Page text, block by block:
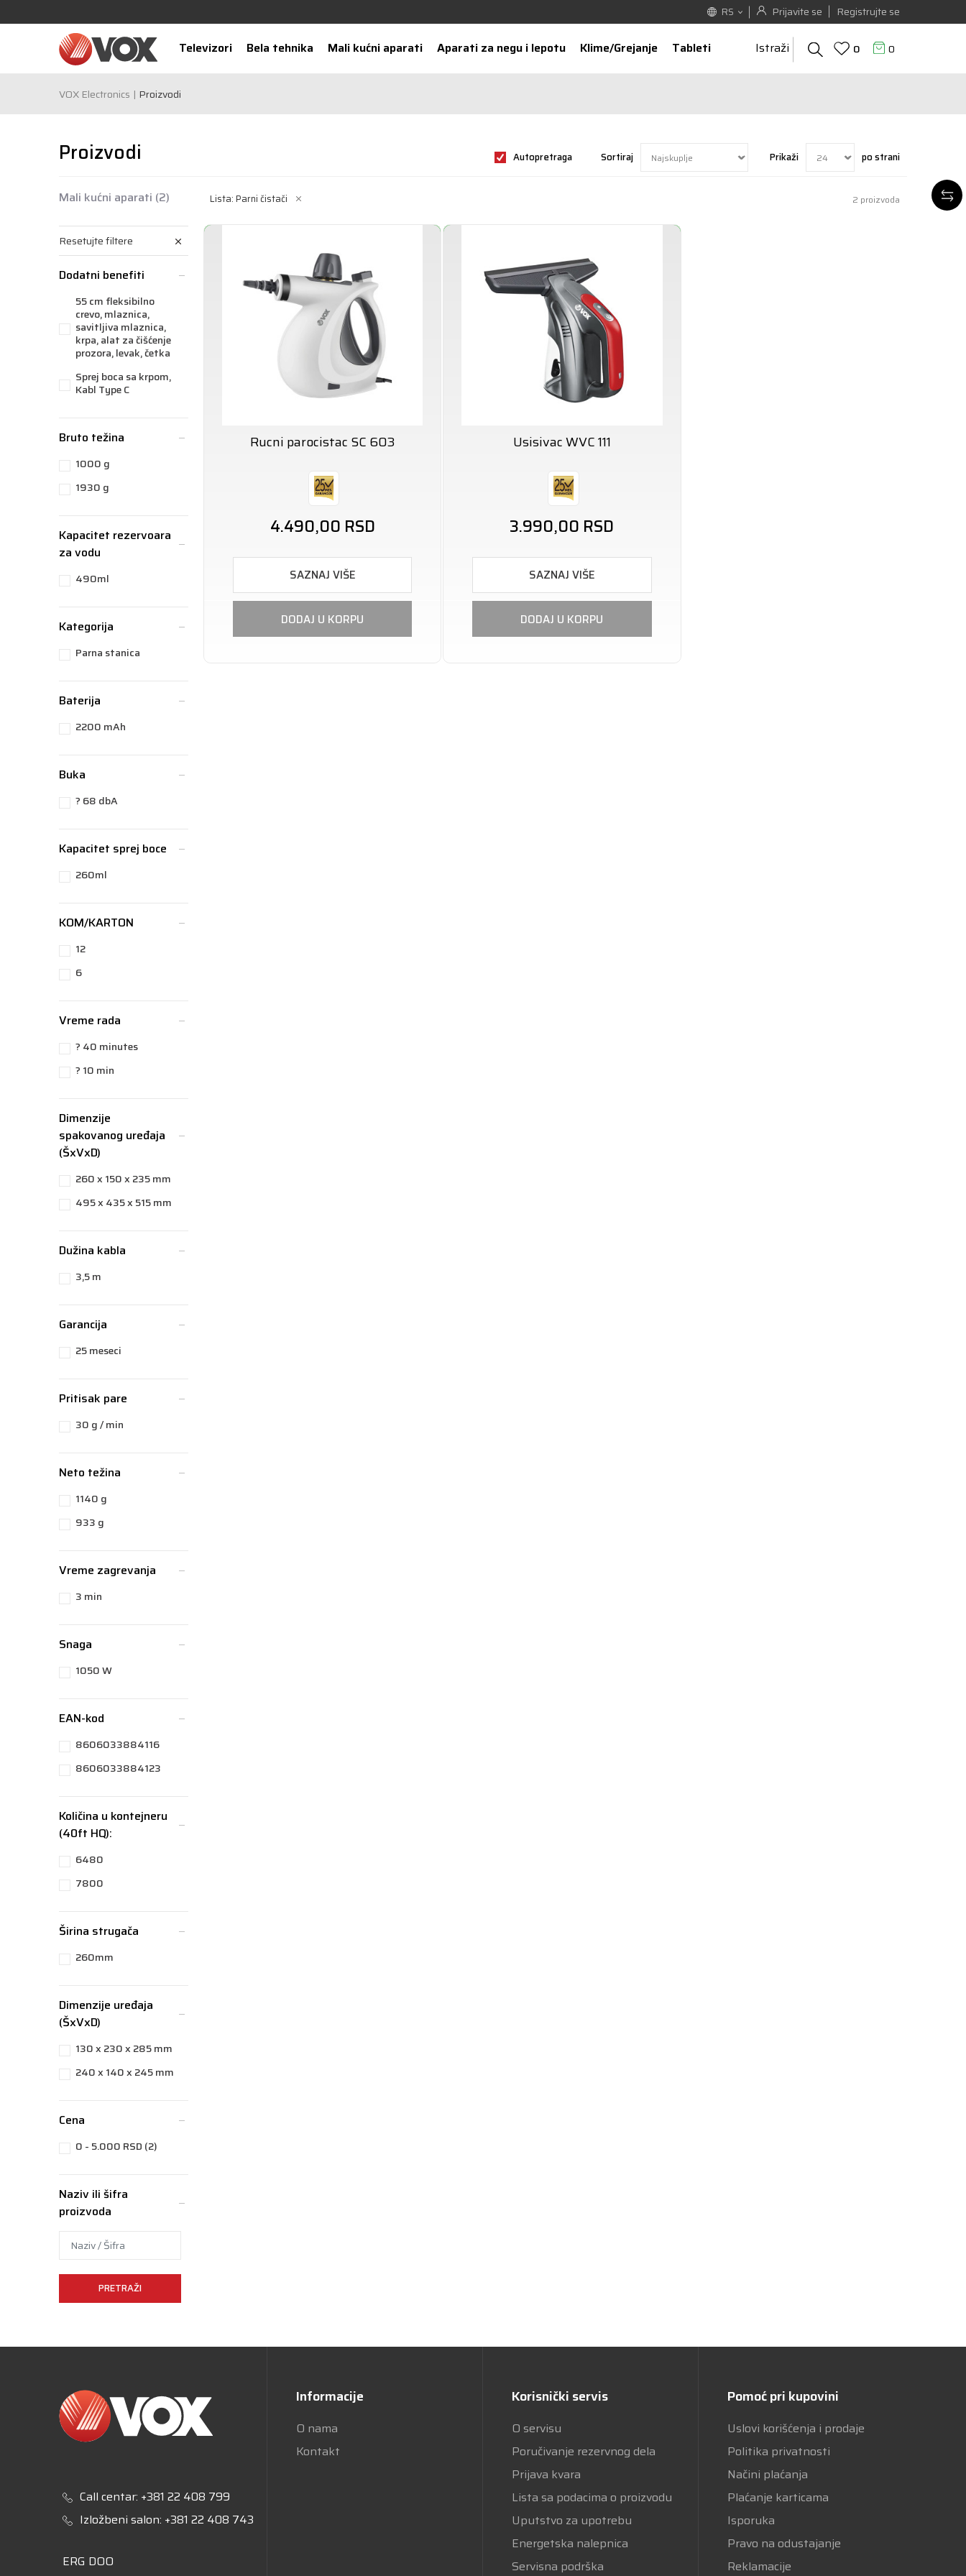
Prijavite se Registrujte se
RS
Televizori Bela tehnika Mali kućni aparati Aparati za negu i lepotu Klime/Grejanje Tableti Istraži 0 0
VOX Electronics Proizvodi
Proizvodi Autopretraga Sortiraj Prikaži po strani
Mali kućni aparati (2)
Resetujte filtere
Dodatni benefiti
55 cm fleksibilno
crevo, mlaznica,
savitljiva mlaznica,
krpa, alat za čišćenje
prozora, levak, četka
Sprej boca sa krpom,
Kabl Type C
Bruto težina
1000 g
1930 g
Kapacitet rezervoara
za vodu
490ml
Kategorija
Parna stanica
Baterija
2200 mAh
Buka
? 68 dbA
Kapacitet sprej boce
260ml
KOM/KARTON
12
6
Vreme rada
? 40 minutes
? 10 min
Dimenzije
spakovanog uređaja
(ŠxVxD)
260 x 150 x 235 mm
495 x 435 x 515 mm
Dužina kabla
3,5 m
Garancija
25 meseci
Pritisak pare
30 g / min
Neto težina
1140 g
933 g
Vreme zagrevanja
3 min
Snaga
1050 W
EAN-kod
8606033884116
8606033884123
Količina u kontejneru
(40ft HQ):
6480
7800
Širina strugača
260mm
Dimenzije uređaja
(ŠxVxD)
130 x 230 x 285 mm
240 x 140 x 245 mm
Cena
0 - 5.000 RSD (2)
Naziv ili šifra
proizvoda
PRETRAŽI
Lista: Parni čistači 2 proizvoda
Rucni parocistac SC 603
4.490,00 RSD
SAZNAJ VIŠE
DODAJ U KORPU
Usisivac WVC 111
3.990,00 RSD
SAZNAJ VIŠE
DODAJ U KORPU
Call centar: +381 22 408 799
Izložbeni salon: +381 22 408 743
ERG DOO
Informacije
O nama
Kontakt
Korisnički servis
O servisu
Poručivanje rezervnog dela
Prijava kvara
Lista sa podacima o proizvodu
Uputstvo za upotrebu
Energetska nalepnica
Servisna podrška
Pomoć pri kupovini
Uslovi korišćenja i prodaje
Politika privatnosti
Načini plaćanja
Plaćanje karticama
Isporuka
Pravo na odustajanje
Reklamacije